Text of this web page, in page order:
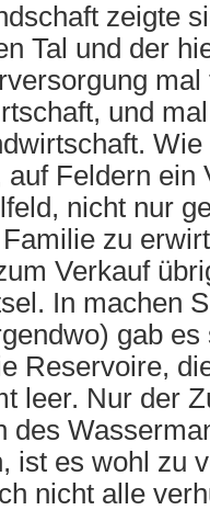
zeigte
Tal und der
und
auf Feldern
nicht nur
zu
Verkauf
In machen
gab
Reservoire,
leer. Nur der
des
ist es wohl zu
nicht alle